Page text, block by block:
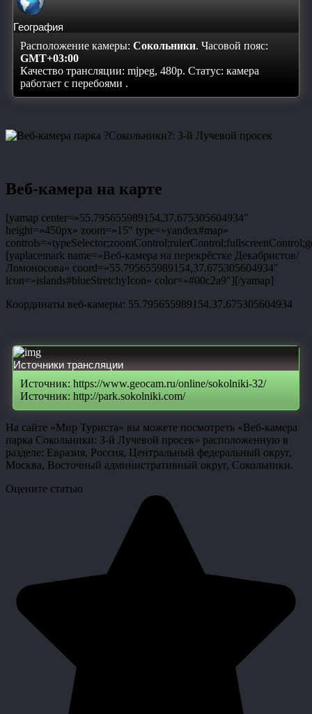
География
Расположение камеры: Сокольники. Часовой пояс:
GMT+03:00
Качество трансляции: mjpeg, 480p. Статус: камера
работает с перебоями .
Веб-камера на карте
[yamap center=»55.795655989154,37.675305604934″
height=»450px» zoom=»15″ type=»yandex#map»
[yaplacemark name=»Веб-камера на перекрёстке Декабристов/
Ломоносова» coord=»55.795655989154,37.675305604934″
icon=»islands#blueStretchyIcon» color=»#00c2a9″][/yamap]
Координаты веб-камеры: 55.795655989154,37.675305604934
Источники трансляции
Источник: https://www.geocam.ru/online/sokolniki-32/
Источник: http://park.sokolniki.com/
На сайте «Мир Туриста» вы можете посмотреть «Веб-камера
парка Сокольники: 3-й Лучевой просек» расположенную в
разделе: Евразия, Россия, Центральный федеральный округ,
Москва, Восточный административный округ, Сокольники.
Оцените статью